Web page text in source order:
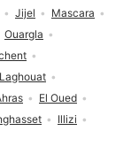
Jijel
Mascara
Ouargla
Laghouat
El Oued
Illizi